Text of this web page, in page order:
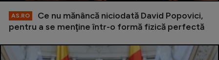
AS.RO
Ce nu mănâncă niciodată David Popovici,
pentru a se menţine într-o formă fizică perfectă